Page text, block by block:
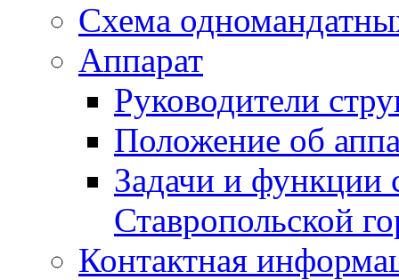
Схема
Аппарат
Руководители
Положение об
Задачи и функции
Ставропольской
Контактная